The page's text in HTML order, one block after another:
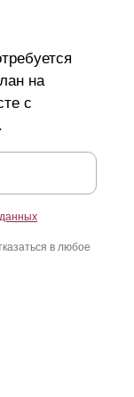
на
с
в любое